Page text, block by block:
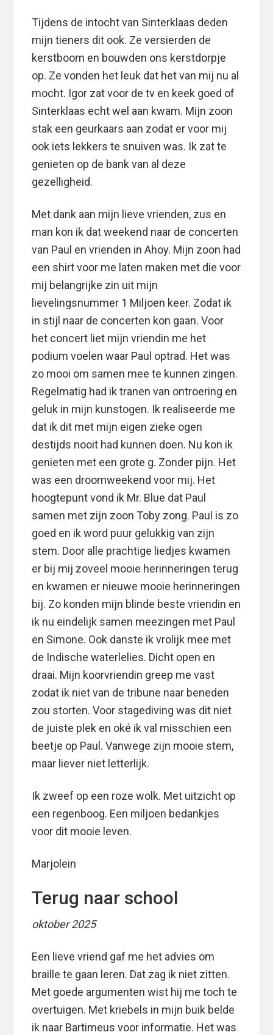
Tijdens de intocht van Sinterklaas deden
mijn tieners dit ook. Ze versierden de
kerstboom en bouwden ons kerstdorpje
op. Ze vonden het leuk dat het van mij nu al
mocht. Igor zat voor de tv en keek goed of
Sinterklaas echt wel aan kwam. Mijn zoon
stak een geurkaars aan zodat er voor mij
ook iets lekkers te snuiven was. Ik zat te
genieten op de bank van al deze
gezelligheid.
Met dank aan mijn lieve vrienden, zus en
man kon ik dat weekend naar de concerten
van Paul en vrienden in Ahoy. Mijn zoon had
een shirt voor me laten maken met die voor
mij belangrijke zin uit mijn
lievelingsnummer 1 Miljoen keer. Zodat ik
in stijl naar de concerten kon gaan. Voor
het concert liet mijn vriendin me het
podium voelen waar Paul optrad. Het was
zo mooi om samen mee te kunnen zingen.
Regelmatig had ik tranen van ontroering en
geluk in mijn kunstogen. Ik realiseerde me
dat ik dit met mijn eigen zieke ogen
destijds nooit had kunnen doen. Nu kon ik
genieten met een grote g. Zonder pijn. Het
was een droomweekend voor mij. Het
hoogtepunt vond ik Mr. Blue dat Paul
samen met zijn zoon Toby zong. Paul is zo
goed en ik word puur gelukkig van zijn
stem. Door alle prachtige liedjes kwamen
er bij mij zoveel mooie herinneringen terug
en kwamen er nieuwe mooie herinneringen
bij. Zo konden mijn blinde beste vriendin en
ik nu eindelijk samen meezingen met Paul
en Simone. Ook danste ik vrolijk mee met
de Indische waterlelies. Dicht open en
draai. Mijn koorvriendin greep me vast
zodat ik niet van de tribune naar beneden
zou storten. Voor stagediving was dit niet
de juiste plek en oké ik val misschien een
beetje op Paul. Vanwege zijn mooie stem,
maar liever niet letterlijk.
Ik zweef op een roze wolk. Met uitzicht op
een regenboog. Een miljoen bedankjes
voor dit mooie leven.
Marjolein
Terug naar school
oktober 2025
Een lieve vriend gaf me het advies om
braille te gaan leren. Dat zag ik niet zitten.
Met goede argumenten wist hij me toch te
overtuigen. Met kriebels in mijn buik belde
ik naar Bartimeus voor informatie. Het was